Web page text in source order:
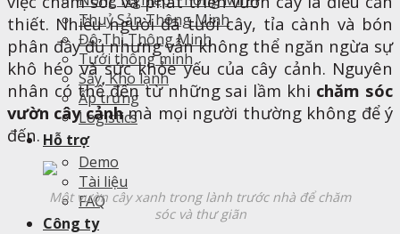
Thuỷ Sản Thông Minh
Đô Thị Thông Minh
Tưới thông minh
Sấy, Kho lạnh
Ấp trứng
Logistics
Hỗ trợ
Demo
Tài liệu
FAQ
Công ty
thiết. Nhiều người đã tưới cây, tỉa cành và bón
phân đầy đủ nhưng vẫn không thể ngăn ngừa sự
khô héo và sức khỏe yếu của cây cảnh. Nguyên
nhân có thể đến từ những sai lầm khi chăm sóc
vườn cây cảnhmà mọi người thường không để ý
đến.
Một vườn cây xanh trong lành trước nhà để chăm
sóc và thư giãn